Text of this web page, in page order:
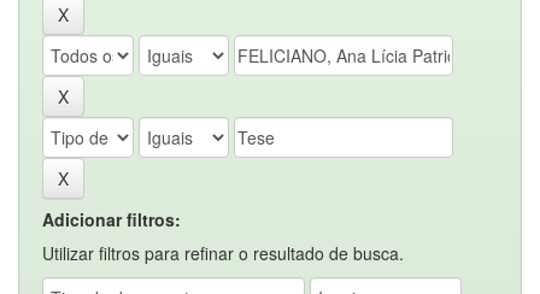
Adicionar filtros:
Utilizar filtros para refinar o resultado de busca.